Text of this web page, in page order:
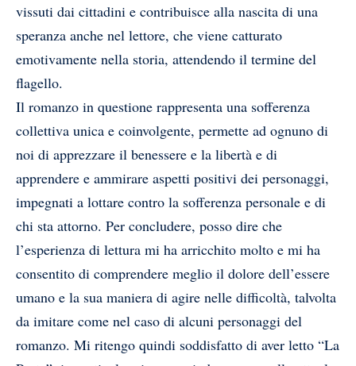
vissuti dai cittadini e contribuisce alla nascita di una
speranza anche nel lettore, che viene catturato
emotivamente nella storia, attendendo il termine del
flagello.
Il romanzo in questione rappresenta una sofferenza
collettiva unica e coinvolgente, permette ad ognuno di
noi di apprezzare il benessere e la libertà e di
apprendere e ammirare aspetti positivi dei personaggi,
impegnati a lottare contro la sofferenza personale e di
chi sta attorno. Per concludere, posso dire che
l’esperienza di lettura mi ha arricchito molto e mi ha
consentito di comprendere meglio il dolore dell’essere
umano e la sua maniera di agire nelle difficoltà, talvolta
da imitare come nel caso di alcuni personaggi del
romanzo. Mi ritengo quindi soddisfatto di aver letto “La